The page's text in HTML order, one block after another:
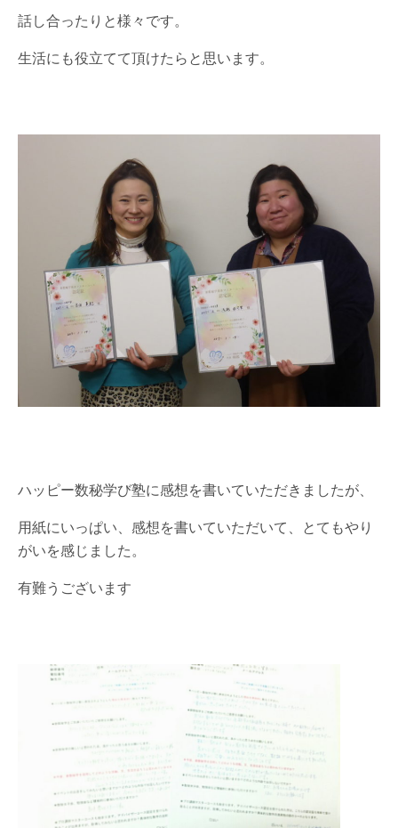
話し合ったりと様々です。
生活にも役立てて頂けたらと思います。
ハッピー数秘学び塾に感想を書いていただきましたが、
用紙にいっぱい、感想を書いていただいて、とてもやり
がいを感じました。
有難うございます